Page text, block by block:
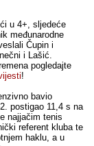
u 4+, sljedeće
međunarodne
Čupin i
i Lašić.
pogledajte
!
bavio
postigao 11,4 s na
najjačim tenis
referent kluba te
haklu, a u